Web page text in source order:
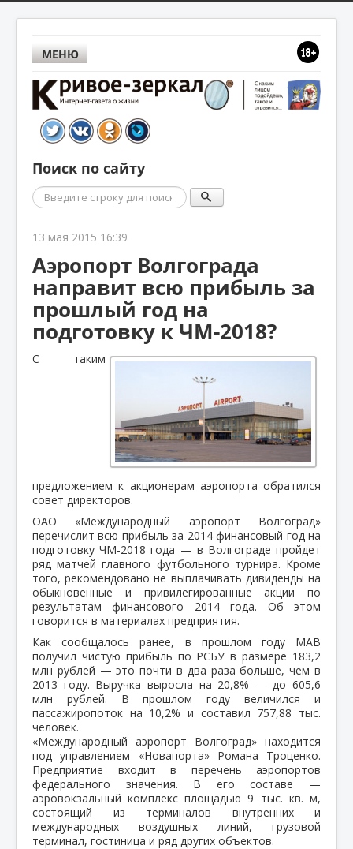
МЕНЮ
Поиск по сайту
Поиск
13 мая 2015 16:39
Аэропорт Волгограда
направит всю прибыль за
прошлый год на
подготовку к ЧМ-2018?
С таким
предложением к акционерам аэропорта обратился
совет директоров.
ОАО «Международный аэропорт Волгоград»
перечислит всю прибыль за 2014 финансовый год на
подготовку ЧМ-2018 года — в Волгограде пройдет
ряд матчей главного футбольного турнира. Кроме
того, рекомендовано не выплачивать дивиденды на
обыкновенные и привилегированные акции по
результатам финансового 2014 года. Об этом
говорится в материалах предприятия.
Как сообщалось ранее, в прошлом году МАВ
получил чистую прибыль по РСБУ в размере 183,2
млн рублей — это почти в два раза больше, чем в
2013 году. Выручка выросла на 20,8% — до 605,6
млн рублей. В прошлом году величился и
пассажиропоток на 10,2% и составил 757,88 тыс.
человек.
«Международный аэропорт Волгоград» находится
под управлением «Новапорта» Романа Троценко.
Предприятие входит в перечень аэропортов
федерального значения. В его составе —
аэровокзальный комплекс площадью 9 тыс. кв. м,
состоящий из терминалов внутренних и
международных воздушных линий, грузовой
терминал, гостиница и ряд других объектов.